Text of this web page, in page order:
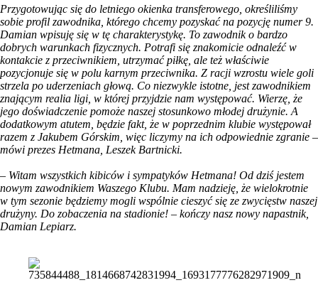
Przygotowując się do letniego okienka transferowego, określiliśmy
sobie profil zawodnika, którego chcemy pozyskać na pozycję numer 9.
Damian wpisuję się w tę charakterystykę. To zawodnik o bardzo
dobrych warunkach fizycznych. Potrafi się znakomicie odnaleźć w
kontakcie z przeciwnikiem, utrzymać piłkę, ale też właściwie
pozycjonuje się w polu karnym przeciwnika. Z racji wzrostu wiele goli
strzela po uderzeniach głową. Co niezwykle istotne, jest zawodnikiem
znającym realia ligi, w której przyjdzie nam występować. Wierzę, że
jego doświadczenie pomoże naszej stosunkowo młodej drużynie. A
dodatkowym atutem, będzie fakt, że w poprzednim klubie występował
razem z Jakubem Górskim, więc liczymy na ich odpowiednie zgranie –
mówi prezes Hetmana, Leszek Bartnicki.
– Witam wszystkich kibiców i sympatyków Hetmana! Od dziś jestem
nowym zawodnikiem Waszego Klubu. Mam nadzieję, że wielokrotnie
w tym sezonie będziemy mogli wspólnie cieszyć się ze zwycięstw naszej
drużyny. Do zobaczenia na stadionie! – kończy nasz nowy napastnik,
Damian Lepiarz.